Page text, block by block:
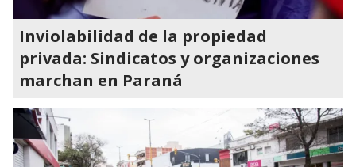
Inviolabilidad de la propiedad
privada: Sindicatos y organizaciones
marchan en Paraná